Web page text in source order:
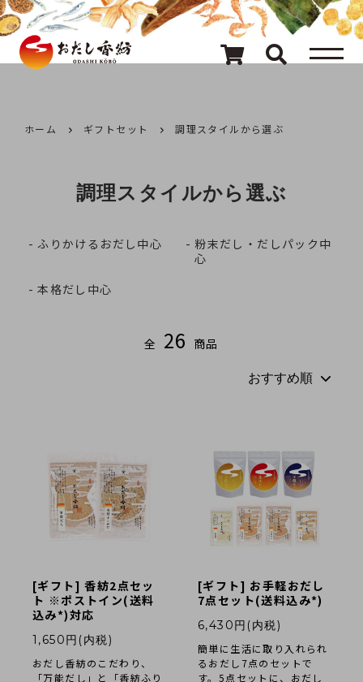
メニュー
80種類のおだし
カテゴリ一覧
キャンペーン情報
カートを見る
新規会員登録
お買い物ガイド
よくあるご質問
お問い合わせ
ホーム ギフトセット 調理スタイルから選ぶ
調理スタイルから選ぶ
ふりかけるおだし中心
粉末だし・だしパック中
心
本格だし中心
全 26 商品
[ギフト] 香紡2点セッ
ト ※ポストイン(送料
込み*)対応
1,650円(内税)
おだし香紡のこだわり、
「万能だし」と「香紡ふり
[ギフト] お手軽おだし
7点セット(送料込み*)
6,430円(内税)
簡単に生活に取り入れられ
るおだし7点のセットで
す。5点セットに、おだし